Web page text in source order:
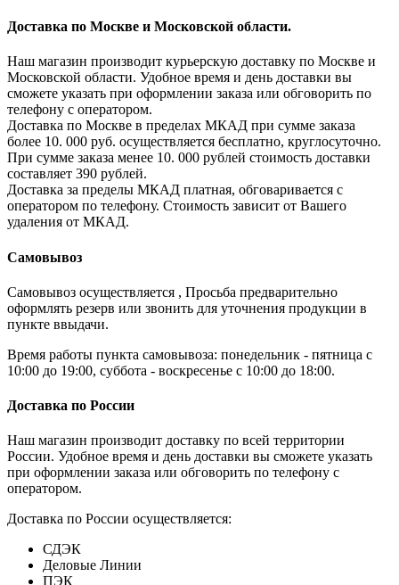
Доставка по Москве и Московской области.
Наш магазин производит курьерскую доставку по Москве и
Московской области. Удобное время и день доставки вы
сможете указать при оформлении заказа или обговорить по
телефону с оператором.
Доставка по Москве в пределах МКАД при сумме заказа
более 10. 000 руб. осуществляется бесплатно, круглосуточно.
При сумме заказа менее 10. 000 рублей стоимость доставки
составляет 390 рублей.
Доставка за пределы МКАД платная, обговаривается с
оператором по телефону. Стоимость зависит от Вашего
удаления от МКАД.
Самовывоз
Самовывоз осуществляется , Просьба предварительно
оформлять резерв или звонить для уточнения продукции в
пункте ввыдачи.
Время работы пункта самовывоза: понедельник - пятница с
10:00 до 19:00, суббота - воскресенье с 10:00 до 18:00.
Доставка по России
Наш магазин производит доставку по всей территории
России. Удобное время и день доставки вы сможете указать
при оформлении заказа или обговорить по телефону с
оператором.
Доставка по России осуществляется:
СДЭК
Деловые Линии
ПЭК